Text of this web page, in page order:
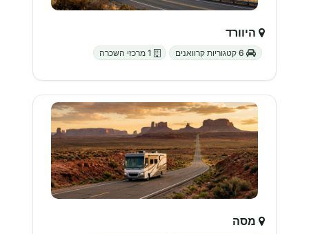
היוורד
מסה